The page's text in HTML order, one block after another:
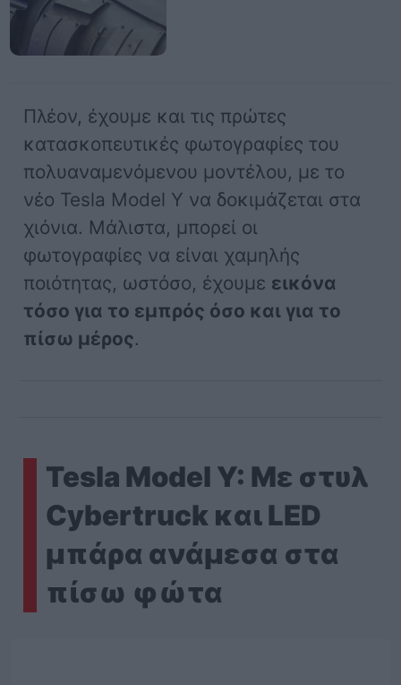
Πλέον, έχουμε και τις πρώτες
κατασκοπευτικές φωτογραφίες του
πολυαναμενόμενου μοντέλου, με το
νέο Tesla Model Y να δοκιμάζεται στα
χιόνια. Μάλιστα, μπορεί οι
φωτογραφίες να είναι χαμηλής
ποιότητας, ωστόσο, έχουμε εικόνα
τόσο για το εμπρός όσο και για το
πίσω μέρος.
Tesla Model Y: Με στυλ
Cybertruck και LED
μπάρα ανάμεσα στα
πίσω φώτα